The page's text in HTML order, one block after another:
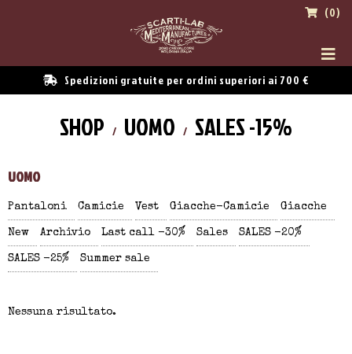
(0)
Spedizioni gratuite per ordini superiori ai 700 €
SHOP UOMO SALES -15%
UOMO
Pantaloni Camicie Vest Giacche-Camicie Giacche
New Archivio Last call -30% Sales SALES -20%
SALES -25% Summer sale
Nessuna risultato.